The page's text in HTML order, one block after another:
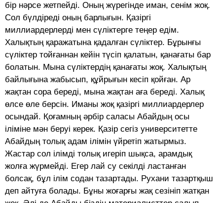
бір нәрсе жетпейді. Оның жүрегінде иман, сенім жоқ.
Сол бүлдіреді оның барлығын. Қазіргі
миллиардерлерді мен сүліктерге теңер едім.
Халықтың қаражатына қадалған сүліктер. Бұрынғы
сүліктер тойғаннан кейін түсіп қалатын, қанағаты бар
болатын. Мына сүліктердің қанағаты жоқ. Халықтың
байлығына жабысып, құйрығын кесіп қойған. Ар
жақтан сора береді, мына жақтан аға береді. Халық
өлсе өле берсін. Иманы жоқ қазіргі миллиардерлер
осындай. Қоғамның әрбір саласы Абайдың осы
іліміне мән беруі керек. Қазір сегіз университетте
Абайдың толық адам ілімін үйретіп жатырмыз.
Жастар сол ілімді толық игеріп шықса, арамдық
жолға жүрмейді. Егер лай су секілді ластанған
болсақ, бұл ілім содан тазартады. Рухани тазартқыш
деп айтуға болады. Бұны жоғарғы жақ сезініп жатқан